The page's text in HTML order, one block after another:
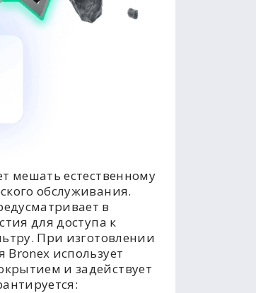
мешать естественному
обслуживания.
в
для доступа к
При изготовлении
использует
и задействует